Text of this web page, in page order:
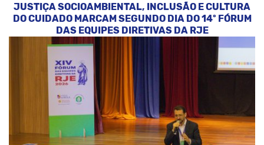
JUSTIÇA SOCIOAMBIENTAL, INCLUSÃO E CULTURA
DO CUIDADO MARCAM SEGUNDO DIA DO 14º FÓRUM
DAS EQUIPES DIRETIVAS DA RJE